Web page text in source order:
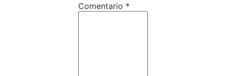
Comentario *